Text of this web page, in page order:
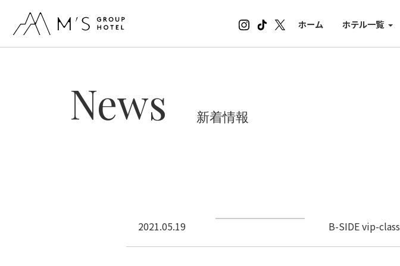
ホーム ホテル一覧
News 新着情報
2021.05.19 B-SIDE vip-class